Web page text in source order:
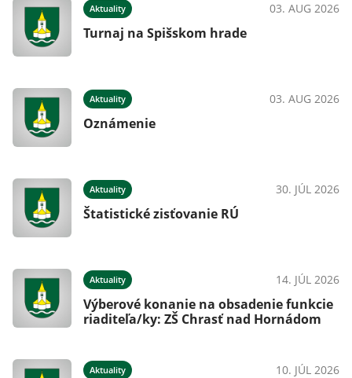
Aktuality 03. AUG 2026
Turnaj na Spišskom hrade
Aktuality 03. AUG 2026
Oznámenie
Aktuality 30. JÚL 2026
Štatistické zisťovanie RÚ
Aktuality 14. JÚL 2026
Výberové konanie na obsadenie funkcie
riaditeľa/ky: ZŠ Chrasť nad Hornádom
Aktuality 10. JÚL 2026